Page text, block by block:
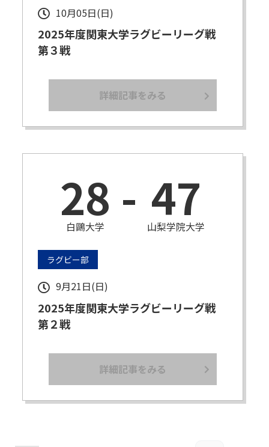
10月05日(日)
2025年度関東大学ラグビーリーグ戦
第３戦
詳細記事をみる
28
白鷗大学 - 47
山梨学院大学
ラグビー部
9月21日(日)
2025年度関東大学ラグビーリーグ戦
第２戦
詳細記事をみる